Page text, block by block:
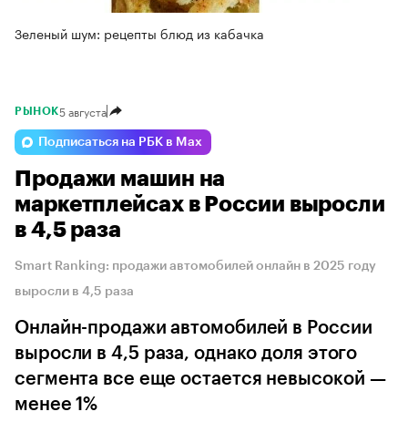
Зеленый шум: рецепты блюд из кабачка
РЫНОК5 августа
Подписаться на РБК в Max
Продажи машин на
маркетплейсах в России выросли
в 4,5 раза
Smart Ranking: продажи автомобилей онлайн в 2025 году
выросли в 4,5 раза
Онлайн-продажи автомобилей в России
выросли в 4,5 раза, однако доля этого
сегмента все еще остается невысокой —
менее 1%